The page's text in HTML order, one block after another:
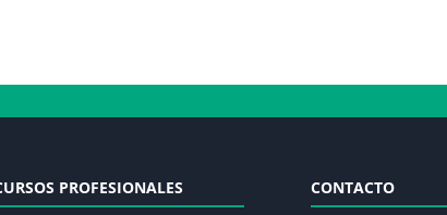
PROFESIONALES CONTACTO